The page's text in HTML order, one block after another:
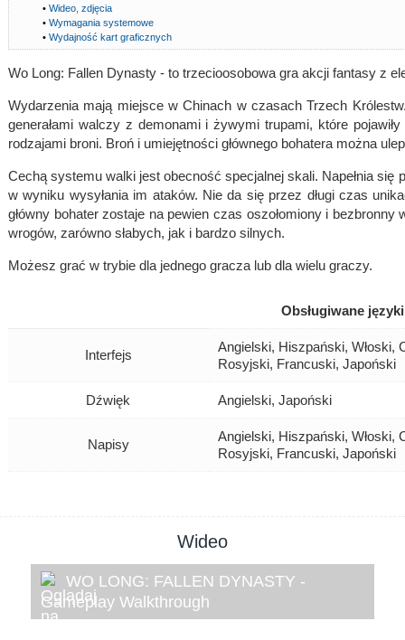
• Wideo, zdjęcia
• Wymagania systemowe
• Wydajność kart graficznych
Wo Long: Fallen Dynasty - to trzecioosobowa gra akcji fantasy z
Wydarzenia mają miejsce w Chinach w czasach Trzech
generałami walczy z demonami i żywymi trupami, które
rodzajami broni. Broń i umiejętności głównego bohatera można
Cechą systemu walki jest obecność specjalnej skali. Napełnia
w wyniku wysyłania im ataków. Nie da się przez długi czas
główny bohater zostaje na pewien czas oszołomiony i
wrogów, zarówno słabych, jak i bardzo silnych.
Możesz grać w trybie dla jednego gracza lub dla wielu graczy.
Obsługiwane języki
Interfejs
Angielski, Hiszpański, Włoski,
Rosyjski, Francuski, Japoński
Dźwięk Angielski, Japoński
Napisy
Angielski, Hiszpański, Włoski,
Rosyjski, Francuski, Japoński
Wideo
WO LONG: FALLEN DYNASTY -
Gameplay Walkthrough